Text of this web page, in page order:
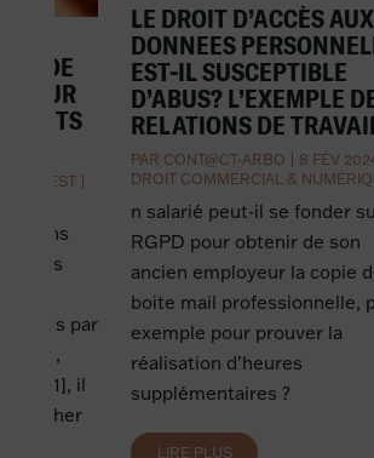
DE
POUR
PRIEST |
par
[1], il
pencher
LE DROIT D’ACCÈS AUX
DONNEES
EST-IL SUSCEPTIBLE
D’ABUS? L’EXEMPLE
RELATIONS DE
PAR CONT@CT-ARBO 8 FÉV
DROIT COMMERCIAL &
n salarié peut-il se fonder
RGPD pour obtenir de son
ancien employeur la copie
boite mail professionnelle,
exemple pour prouver la
réalisation d’heures
supplémentaires ?
LIRE PLUS